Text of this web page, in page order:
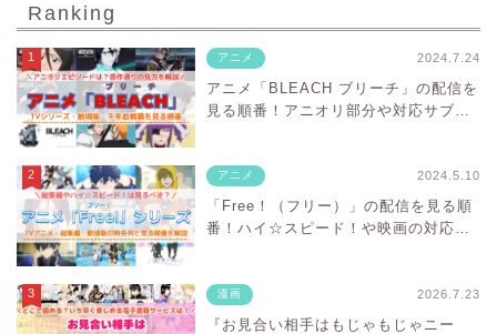
Ranking
アニメ 2024.7.24
アニメ「BLEACH ブリーチ」の配信を
見る順番！アニオリ部分や対応サブス
アニメ 2024.5.10
「Free！（フリー）」の配信を見る順
番！ハイ☆スピード！や映画の対応サ
漫画 2026.7.23
『お見合い相手はもじゃもじゃニー